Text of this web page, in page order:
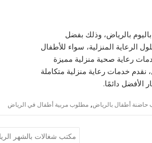
بالرياض، وذلك بفضل
الرعاية المنزلية، سواء للأطفال
رعاية صحية منزلية مميزة
نقدم خدمات رعاية منزلية متكاملة
الأفضل دائمًا.
أطفال بالرياض, مطلوب مربية أطفال في الرياض
مكتب شغالات بالشهر الرياض